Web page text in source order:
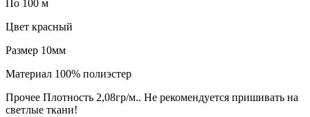
По 100 м
Цвет красный
Размер 10мм
Материал 100% полиэстер
Прочее Плотность 2,08гр/м.. Не рекомендуется пришивать на
светлые ткани!